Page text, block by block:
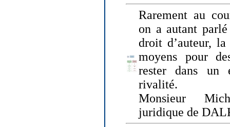
Rarement au
on a autant
droit d’auteur,
moyens pour
rester dans un
rivalité.
Monsieur
juridique de